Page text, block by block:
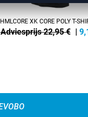
HMLCORE XK CORE POLY T-
Adviesprijs 22,95 € |